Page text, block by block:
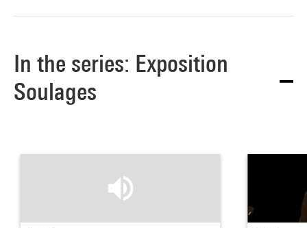
In the series: Exposition
Soulages